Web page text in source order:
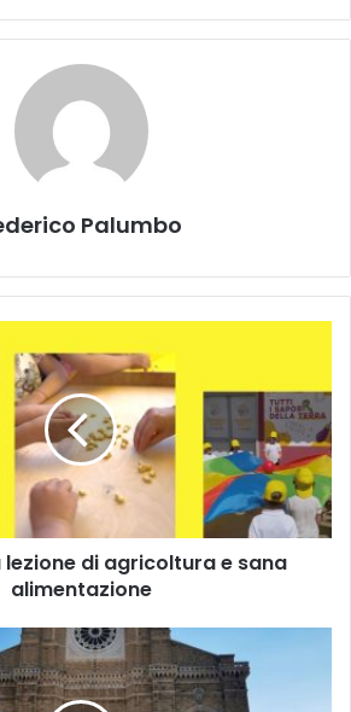
Palumbo
lezione di agricoltura e sana
alimentazione